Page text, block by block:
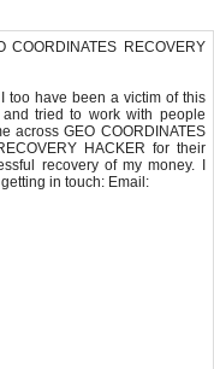
RECOVERY
too have been a victim of this
tried to work with people
across GEO COORDINATES
HACKER for their
recovery of my money. I
in touch: Email: